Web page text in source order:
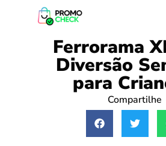
Ferrorama
Diversão
para
Compartilhe